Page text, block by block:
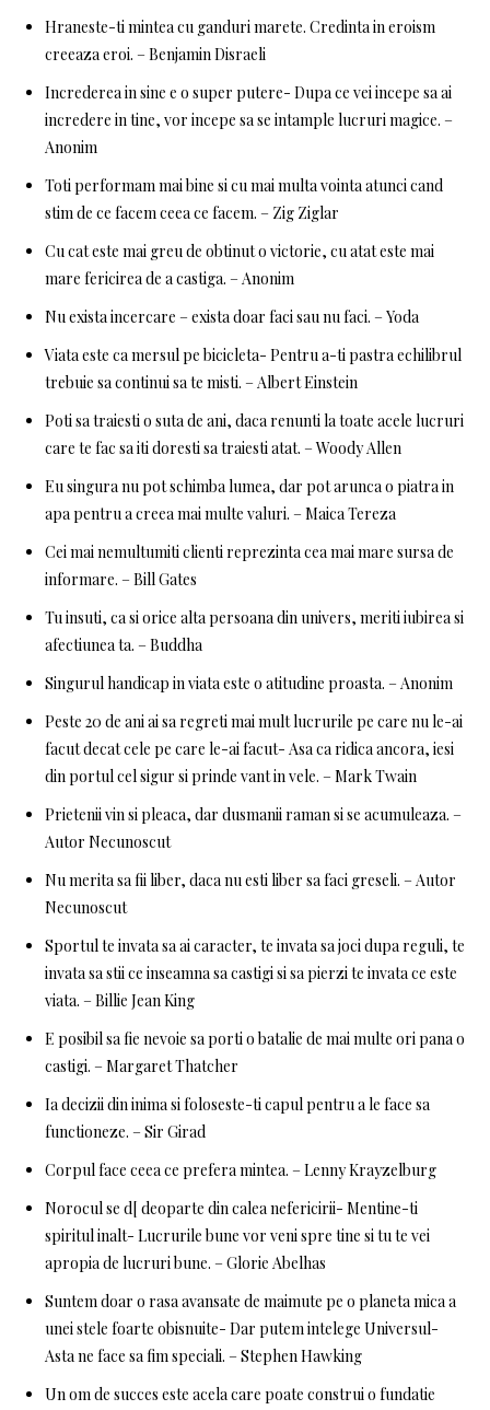
Hraneste-ti mintea cu ganduri marete. Credinta in eroism
creeaza eroi. – Benjamin Disraeli
Increderea in sine e o super putere- Dupa ce vei incepe sa ai
incredere in tine, vor incepe sa se intample lucruri magice. –
Anonim
Toti performam mai bine si cu mai multa vointa atunci cand
stim de ce facem ceea ce facem. – Zig Ziglar
Cu cat este mai greu de obtinut o victorie, cu atat este mai
mare fericirea de a castiga. – Anonim
Nu exista incercare – exista doar faci sau nu faci. – Yoda
Viata este ca mersul pe bicicleta- Pentru a-ti pastra echilibrul
trebuie sa continui sa te misti. – Albert Einstein
Poti sa traiesti o suta de ani, daca renunti la toate acele lucruri
care te fac sa iti doresti sa traiesti atat. – Woody Allen
Eu singura nu pot schimba lumea, dar pot arunca o piatra in
apa pentru a creea mai multe valuri. – Maica Tereza
Cei mai nemultumiti clienti reprezinta cea mai mare sursa de
informare. – Bill Gates
Tu insuti, ca si orice alta persoana din univers, meriti iubirea si
afectiunea ta. – Buddha
Singurul handicap in viata este o atitudine proasta. – Anonim
Peste 20 de ani ai sa regreti mai mult lucrurile pe care nu le-ai
facut decat cele pe care le-ai facut- Asa ca ridica ancora, iesi
din portul cel sigur si prinde vant in vele. – Mark Twain
Prietenii vin si pleaca, dar dusmanii raman si se acumuleaza. –
Autor Necunoscut
Nu merita sa fii liber, daca nu esti liber sa faci greseli. – Autor
Necunoscut
Sportul te invata sa ai caracter, te invata sa joci dupa reguli, te
invata sa stii ce inseamna sa castigi si sa pierzi te invata ce este
viata. – Billie Jean King
E posibil sa fie nevoie sa porti o batalie de mai multe ori pana o
castigi. – Margaret Thatcher
Ia decizii din inima si foloseste-ti capul pentru a le face sa
functioneze. – Sir Girad
Corpul face ceea ce prefera mintea. – Lenny Krayzelburg
Norocul se d[ deoparte din calea nefericirii- Mentine-ti
spiritul inalt- Lucrurile bune vor veni spre tine si tu te vei
apropia de lucruri bune. – Glorie Abelhas
Suntem doar o rasa avansate de maimute pe o planeta mica a
unei stele foarte obisnuite- Dar putem intelege Universul-
Asta ne face sa fim speciali. – Stephen Hawking
Un om de succes este acela care poate construi o fundatie